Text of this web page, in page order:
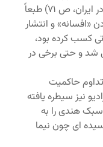
پخش شود.» (اسنادی از تاریخچه رادیو در ایران، ص ۷۱) طبعاً
«افسانه» و انتشار
کسب کرده بود،
شد و حتی برخی در
حاکمیت
نیز سیطره یافته
سبک هندی را به
ای چون نیما